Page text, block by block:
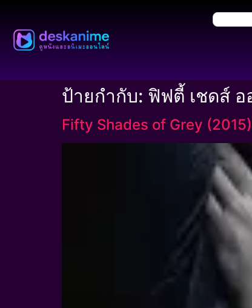
ป้ายกำกับ: ฟิฟตี้ เชดส์ อ
Fifty Shades of Grey